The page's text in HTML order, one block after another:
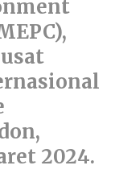
2024.